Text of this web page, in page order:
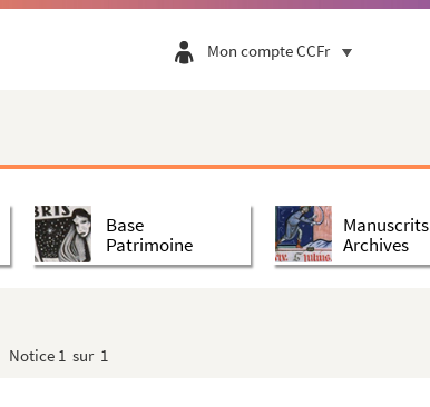
Mon compte CCFr
Base
Patrimoine
Archives
Notice 1 sur 1